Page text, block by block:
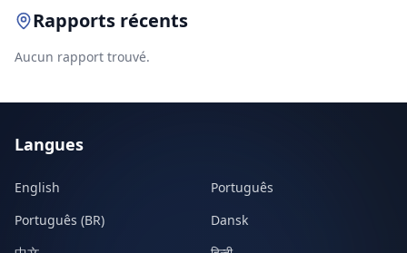
Rapports récents
Aucun rapport trouvé.
Langues
English
Português
Português (BR)
Dansk